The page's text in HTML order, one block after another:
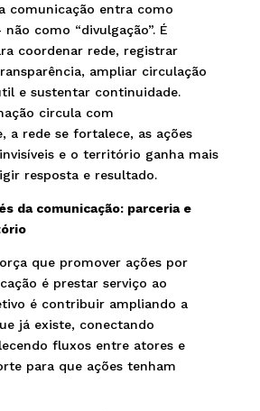
comunicação entra como
como “divulgação”. É
coordenar rede, registrar
ampliar circulação
e sustentar continuidade.
circula com
a rede se fortalece, as ações
e o território ganha mais
resposta e resultado.
da comunicação: parceria e
que promover ações por
é prestar serviço ao
é contribuir ampliando a
já existe, conectando
fluxos entre atores e
para que ações tenham